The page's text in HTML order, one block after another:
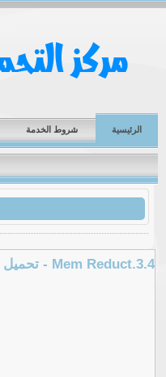
الرئيسية شروط الخدمة
Mem Reduct.3.4 - تحميل